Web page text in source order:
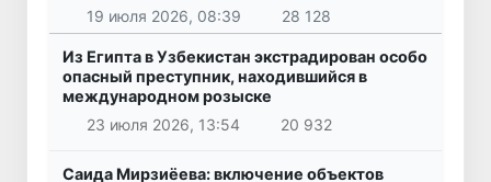
19 июля 2026, 08:39 28 128
Из Египта в Узбекистан экстрадирован особо
опасный преступник, находившийся в
международном розыске
23 июля 2026, 13:54
20 932
Саида Мирзиёева: включение объектов